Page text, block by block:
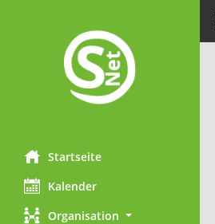
Startseite
Kalender
Organisation